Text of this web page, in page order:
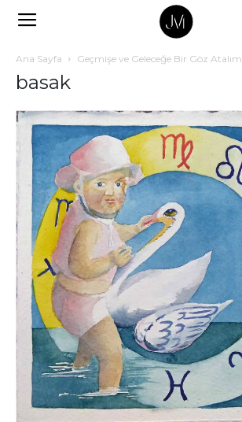
Ana Sayfa Geçmişe ve Geleceğe Bir Göz Atalım
basak